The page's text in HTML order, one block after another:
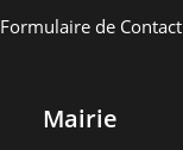
Formulaire de Contact
Mairie